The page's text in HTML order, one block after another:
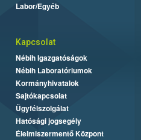
Labor/Egyéb
Kapcsolat
Nébih Igazgatóságok
Nébih Laboratóriumok
Kormányhivatalok
Sajtókapcsolat
Ügyfélszolgálat
Hatósági jogsegély
Élelmiszermentő Központ